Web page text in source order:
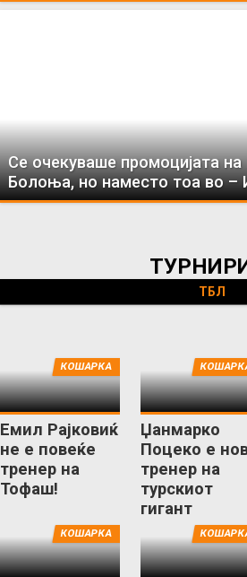
Се очекуваше промоцијата на
Болоња, но наместо тоа во –
ТБЛ
Емил Рајковиќ
не е повеќе
тренер на
Тофаш!
КОШАРКА
Џанмарко
Поцеко е
тренер на
турскиот
гигант
Галатасарај!
КОШАРКА